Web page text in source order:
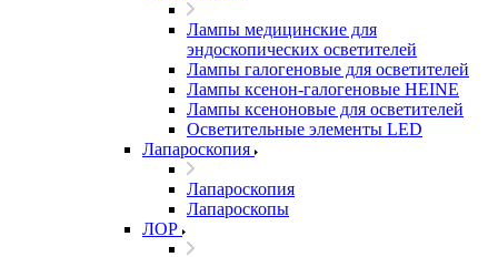
Лампы медицинские для
эндоскопических осветителей
Лампы галогеновые для осветителей
Лампы ксенон-галогеновые HEINE
Лампы ксеноновые для осветителей
Осветительные элементы LED
Лапароскопия
Лапароскопия
Лапароскопы
ЛОР